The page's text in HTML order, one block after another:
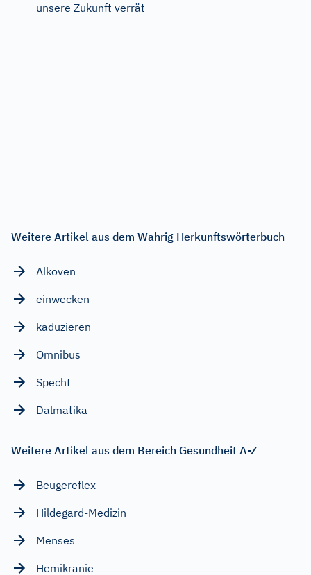
unsere Zukunft verrät
Weitere Artikel aus dem Wahrig Herkunftswörterbuch
Alkoven
einwecken
kaduzieren
Omnibus
Specht
Dalmatika
Weitere Artikel aus dem Bereich Gesundheit A-Z
Beugereflex
Hildegard-Medizin
Menses
Hemikranie